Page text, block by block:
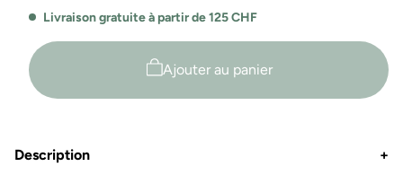
Livraison gratuite à partir de 125 CHF
Ajouter au panier
Description +